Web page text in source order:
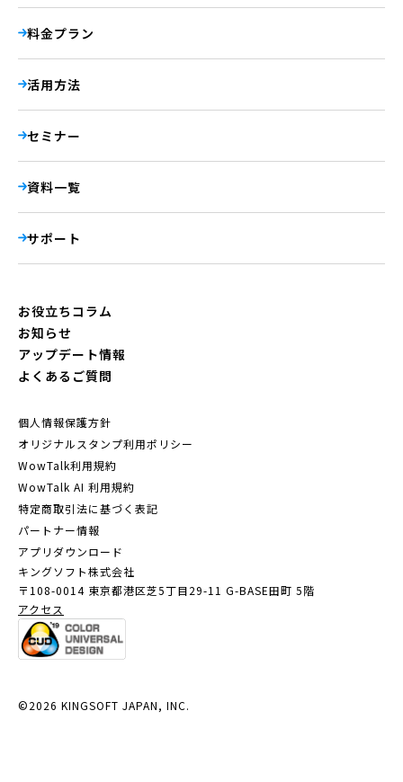
料金プラン
活用方法
セミナー
資料一覧
サポート
お役立ちコラム
お知らせ
アップデート情報
よくあるご質問
個人情報保護方針
オリジナルスタンプ利用ポリシー
WowTalk利用規約
WowTalk AI 利用規約
特定商取引法に基づく表記
パートナー情報
アプリダウンロード
キングソフト株式会社
〒108-0014 東京都港区芝5丁目29-11 G-BASE田町 5階
アクセス
©2026 KINGSOFT JAPAN, INC.